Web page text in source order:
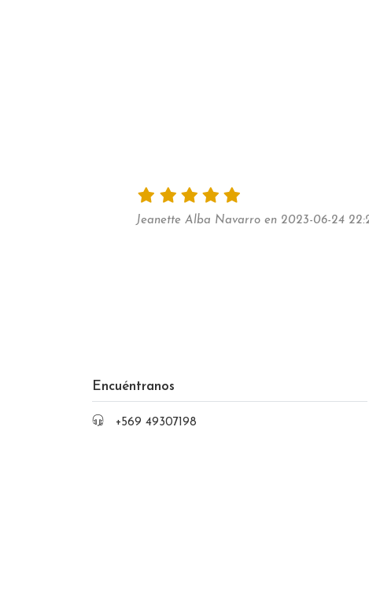
Jeanette Alba Navarro en 2023-06-24
Encuéntranos
+569 49307198